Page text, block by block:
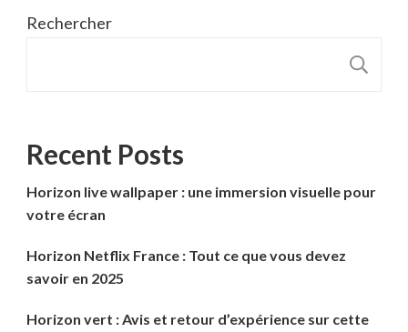
Rechercher
Recent Posts
Horizon live wallpaper : une immersion visuelle pour
votre écran
Horizon Netflix France : Tout ce que vous devez
savoir en 2025
Horizon vert : Avis et retour d’expérience sur cette